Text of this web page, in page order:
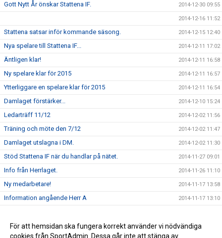
Gott Nytt År önskar Stattena IF. 2014-12-30 09:55
2014-12-16 11:52
Stattena satsar inför kommande säsong. 2014-12-15 12:40
Nya spelare till Stattena IF... 2014-12-11 17:02
Äntligen klar! 2014-12-11 16:58
Ny spelare klar för 2015 2014-12-11 16:57
Ytterliggare en spelare klar för 2015 2014-12-11 16:54
Damlaget förstärker... 2014-12-10 15:24
Ledarträff 11/12 2014-12-02 11:56
Träning och möte den 7/12 2014-12-02 11:47
Damlaget utslagna i DM. 2014-12-02 11:30
Stöd Stattena IF när du handlar på nätet. 2014-11-27 09:01
Info från Herrlaget. 2014-11-26 11:10
Ny medarbetare! 2014-11-17 13:58
Information angående Herr A 2014-11-17 13:10
Stöd Stattena IF:s ungdomar genom Svenska Spel 2014-02-03 08:30
För att hemsidan ska fungera korrekt använder vi nödvändiga
cookies från SportAdmin. Dessa går inte att stänga av.